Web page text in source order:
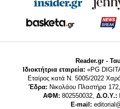
Reader.gr -
Ιδιοκτήτρια εταιρεία: «PG
Εταίρος κατά Ν. 5005/2022
Έδρα: Νικολάου Πλαστήρα
ΑΦΜ: 802550032, Δ.Ο.Υ.:
E-mail: